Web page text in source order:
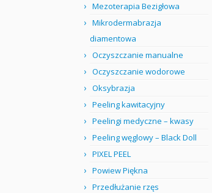
Mezoterapia Bezigłowa
Mikrodermabrazja
diamentowa
Oczyszczanie manualne
Oczyszczanie wodorowe
Oksybrazja
Peeling kawitacyjny
Peelingi medyczne – kwasy
Peeling węglowy – Black Doll
PIXEL PEEL
Powiew Piękna
Przedłużanie rzęs